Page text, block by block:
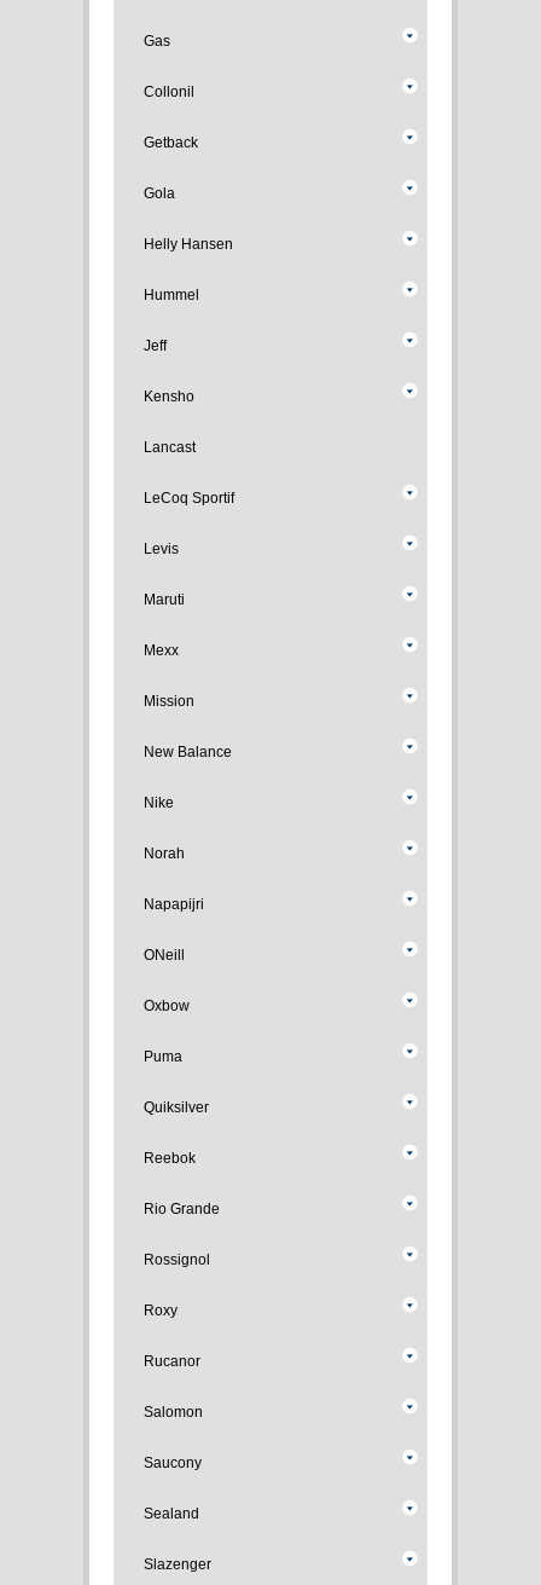
Gas
Collonil
Getback
Gola
Helly Hansen
Hummel
Jeff
Kensho
Lancast
LeCoq Sportif
Levis
Maruti
Mexx
Mission
New Balance
Nike
Norah
Napapijri
ONeill
Oxbow
Puma
Quiksilver
Reebok
Rio Grande
Rossignol
Roxy
Rucanor
Salomon
Saucony
Sealand
Slazenger